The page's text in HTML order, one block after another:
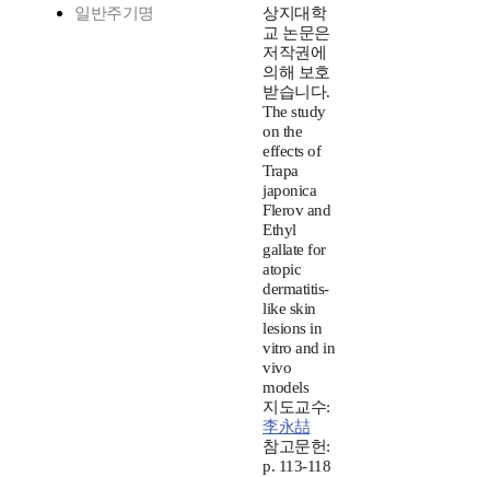
일반주기명
상지대학
교 논문은
저작권에
의해 보호
받습니다.
The study
on the
effects of
Trapa
japonica
Flerov and
Ethyl
gallate for
atopic
dermatitis-
like skin
lesions in
vitro and in
vivo
models
지도교수:
李永喆
참고문헌:
p. 113-118